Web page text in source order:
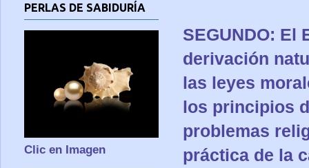
SEGUNDO: El
derivación
las leyes
los principios
problemas
práctica de la
PERLAS DE SABIDURÍA
Clic en Imagen